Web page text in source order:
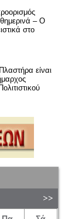
– Ο
στο
είναι